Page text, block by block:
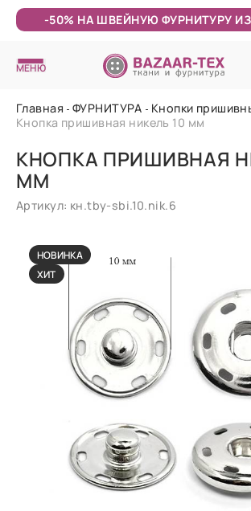
-50% НА ШВЕЙНУЮ ФУРНИТУРУ
МЕНЮ
Главная ФУРНИТУРА
Кнопки
Кнопка пришивная никель 10 мм
КНОПКА ПРИШИВНАЯ
ММ
Артикул: кн.tby-sbi.10.nik.6
НОВИНКА
ХИТ